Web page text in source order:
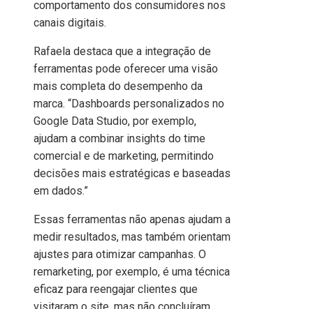
comportamento dos consumidores nos
canais digitais.
Rafaela destaca que a integração de
ferramentas pode oferecer uma visão
mais completa do desempenho da
marca. “Dashboards personalizados no
Google Data Studio, por exemplo,
ajudam a combinar insights do time
comercial e de marketing, permitindo
decisões mais estratégicas e baseadas
em dados.”
Essas ferramentas não apenas ajudam a
medir resultados, mas também orientam
ajustes para otimizar campanhas. O
remarketing, por exemplo, é uma técnica
eficaz para reengajar clientes que